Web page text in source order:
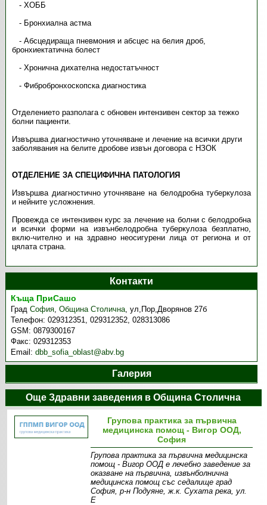
- ХОББ
- Бронхиална астма
- Абсцедираща пневмония и абсцес на белия дроб,
бронхиектатична болест
- Хронична дихателна недостатъчност
- Фибробронхоскопска диагностика
Отделението разполага с обновен интензивен сектор за тежко
болни пациенти.
Извършва диагностично уточняване и лечение на всички други
заболявания на белите дробове извън договора с НЗОК
ОТДЕЛЕНИЕ ЗА СПЕЦИФИЧНА ПАТОЛОГИЯ
Извършва диагностично уточняване на белодробна туберкулоза
и нейните усложнения.
Провежда се интензивен курс за лечение на болни с белодробна
и всички форми на извънбелодробна туберкулоза безплатно,
вклю-чително и на здравно неосигурени лица от региона и от
цялата страна.
Контакти
Къща ПриСашо
ГрадСофия,Община Столична,ул,Пор,Дворянов 27б
Телефон:029312351, 029312352, 028313086
GSM:0879300167
Факс:029312353
Email:dbb_sofia_oblast@abv.bg
Галерия
Още Здравни заведения в Община Столична
Групова практика за първична
медицинска помощ - Вигор ООД,
София
Групова практика за първична медицинска
помощ - Вигор ООД е лечебно заведение за
оказване на първична, извънболнична
медицинска помощ със седалище град
София, р-н Подуяне, ж.к. Сухата река, ул.
Е